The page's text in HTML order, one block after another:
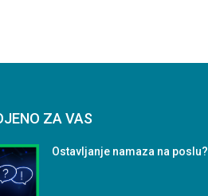
ZA VAS
Ostavljanje namaza na poslu?